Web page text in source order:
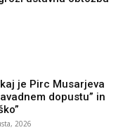
je Pirc Musarjeva
dopustu” in
2026